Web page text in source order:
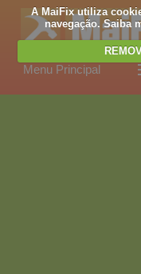
A MaiFix utiliza
navegação. Saiba
Menu Principal